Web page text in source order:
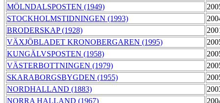
MÖLNDALSPOSTEN (1949)
STOCKHOLMSTIDNINGEN (1993)
BRODERSKAP (1928)
VÄXJÖBLADET KRONOBERGAREN (1995)
KUNGÄLVSPOSTEN (1958)
VÄSTERBOTTNINGEN (1979)
SKARABORGSBYGDEN (1955)
NORDHALLAND (1883)
NORRA HALLAND (1967)